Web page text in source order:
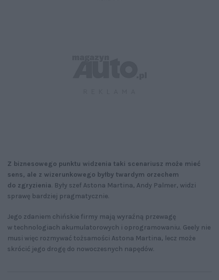
Z biznesowego punktu widzenia taki scenariusz może mieć
sens, ale z wizerunkowego byłby twardym orzechem
do zgryzienia. Były szef Astona Martina, Andy Palmer, widzi
sprawę bardziej pragmatycznie.
Jego zdaniem chińskie firmy mają wyraźną przewagę
w technologiach akumulatorowych i oprogramowaniu. Geely nie
musi więc rozmywać tożsamości Astona Martina, lecz może
skrócić jego drogę do nowoczesnych napędów.